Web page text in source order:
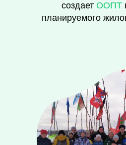
создает ООПТ
планируемого